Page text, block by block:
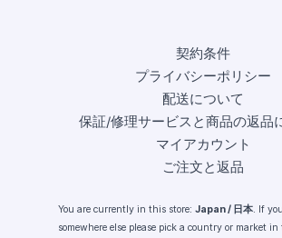
契約条件
プライバシーポリシー
配送について
保証/修理サービスと商品の返品
マイアカウント
ご注文と返品
You are currently in this store: Japan / 日本. If
somewhere else please pick a country or market in